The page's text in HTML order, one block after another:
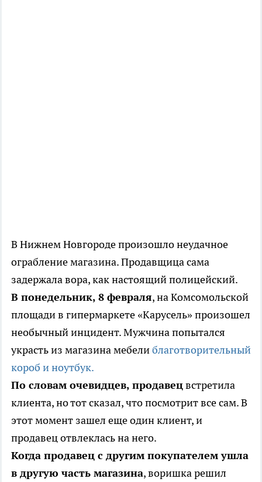
В Нижнем Новгороде произошло неудачное
ограбление магазина. Продавщица сама
задержала вора, как настоящий полицейский.
В понедельник, 8 февраля, на Комсомольской
площади в гипермаркете «Карусель» произошел
необычный инцидент. Мужчина попытался
украсть из магазина мебелиблаготворительный
короб и ноутбук.
По словам очевидцев, продавецвстретила
клиента, но тот сказал, что посмотрит все сам. В
этот момент зашел еще один клиент, и
продавец отвлеклась на него.
Когда продавец с другим покупателем ушла
в другую часть магазина, воришка решил